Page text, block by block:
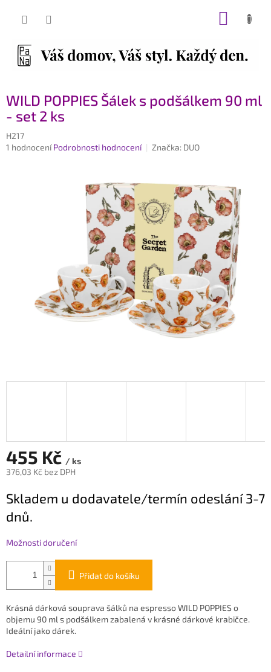
WILD POPPIES Šálek s podšálkem 90 ml
- set 2 ks
H217
Průměrné
1 hodnocení Podrobnosti hodnocení Značka: DUO
455 Kč / ks
376,03 Kč bez DPH
cena:
Skladem u dodavatele/termín odeslání 3-7
dnů.
Možnosti doručení
Přidat do košíku
Krásná dárková souprava šálků na espresso WILD POPPIES o
objemu 90 ml s podšálkem zabalená v krásné dárkové krabičce.
Ideální jako dárek.
Detailní informace